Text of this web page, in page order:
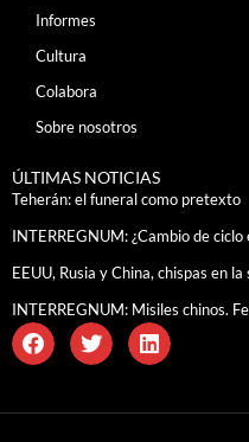
Informes
Cultura
Colabora
Sobre nosotros
ÚLTIMAS NOTICIAS
Teherán: el funeral como pretexto
INTERREGNUM: ¿Cambio de
EEUU, Rusia y China, chispas en
INTERREGNUM: Misiles chinos.